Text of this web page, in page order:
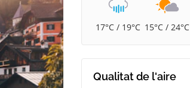
17°C / 19°C 15°C / 24°C
Qualitat de l'aire